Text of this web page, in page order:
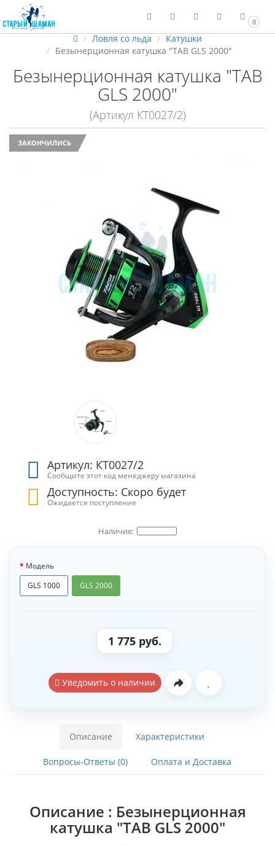
0
Ловля со льда
Катушки
Безынерционная катушка "TAB GLS 2000"
Безынерционная катушка "TAB
GLS 2000"
(Артикул КТ0027/2)
ЗАКОНЧИЛИСЬ
Артикул: КТ0027/2
Сообщите этот код менеджеру магазина
Доступность: Скоро будет
Ожидается поступление
Модель
GLS 1000
GLS 2000
1 775 руб.
Уведомить о наличии
Описание Характеристики
Вопросы-Ответы (0) Оплата и Доставка
Описание : Безынерционная
катушка "TAB GLS 2000"